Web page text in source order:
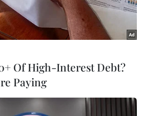
Nam 2020: Một năm
chứng kiến nhiều cuộc tấn
gian mạng của Việt Nam. Đại
Of High-Interest Debt?
Paying